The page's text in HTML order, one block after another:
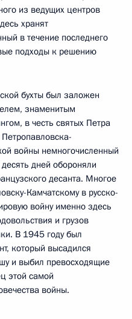
из ведущих центров
хранят
в течение последнего
подходы к решению
бухты был заложен
знаменитым
в честь святых Петра
войны немногочисленный
дней обороняли
десанта. Многое
Камчатскому в русско-
войну именно здесь
и грузов
В 1945 году был
который высадился
и выбил превосходящие
этой самой
войны.